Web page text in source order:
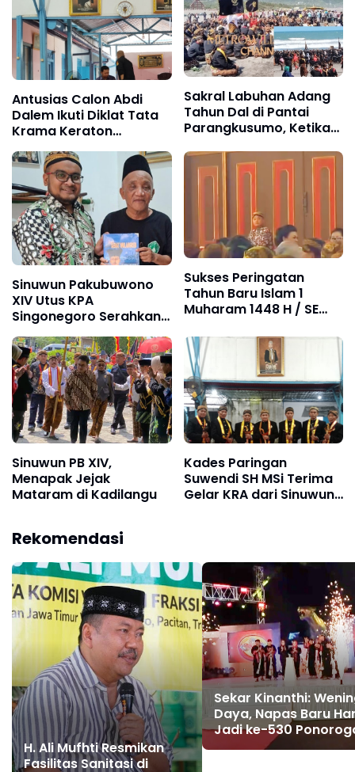
Antusias Calon Abdi
Dalem Ikuti Diklat Tata
Krama Keraton
Surakarta
Sakral Labuhan Adang
Tahun Dal di Pantai
Parangkusumo, Ketika
Purboyo Melanjutkan
Amanat Leluhur Untuk
Masa Depan
Sinuwun Pakubuwono
XIV Utus KPA
Singonegoro Serahkan
Sarah Serat Wulangreh
Kepada Mbah Lepo
Sukses Peringatan
Tahun Baru Islam 1
Muharam 1448 H / SE
Pakoe Boewono XIV
Purboyo Ucapkan
Terima Kasih Kepada
Para Sentono, Abdi
Dalem Serta Kawulo
Dalem
Sinuwun PB XIV,
Menapak Jejak
Mataram di Kadilangu
Kades Paringan
Suwendi SH MSi Terima
Gelar KRA dari Sinuwun
Rekomendasi
H. Ali Mufhti Resmikan
Fasilitas Sanitasi di
Sekar Kinanthi:
Daya, Napas Baru
Jadi ke-530